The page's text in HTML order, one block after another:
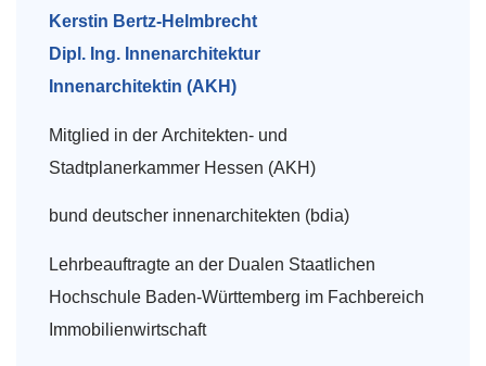
Kerstin Bertz-Helmbrecht
Dipl. Ing. Innenarchitektur
Innenarchitektin (AKH)
Mitglied in der Architekten- und
Stadtplanerkammer Hessen (AKH)
bund deutscher innenarchitekten (bdia)
Lehrbeauftragte an der Dualen Staatlichen
Hochschule Baden-Württemberg im Fachbereich
Immobilienwirtschaft